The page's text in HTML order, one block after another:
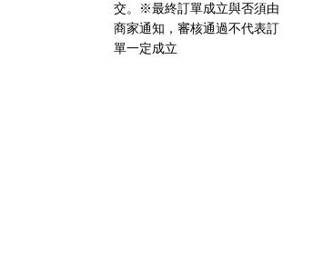
交。※最終訂單成立與否須由
商家通知，審核通過不代表訂
單一定成立